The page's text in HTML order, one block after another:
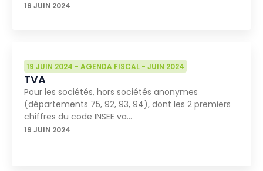
19 JUIN 2024
19 JUIN 2024 - AGENDA FISCAL - JUIN 2024
TVA
Pour les sociétés, hors sociétés anonymes
(départements 75, 92, 93, 94), dont les 2 premiers
chiffres du code INSEE va…
19 JUIN 2024